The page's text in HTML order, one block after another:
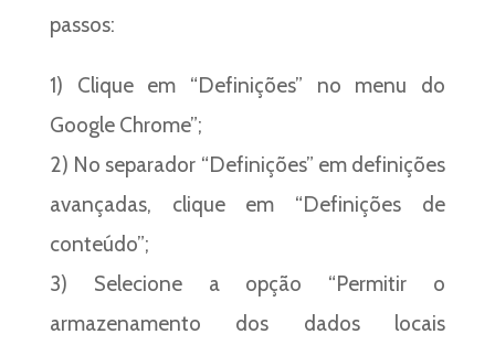
passos:
1) Clique em “Definições” no menu do
Google Chrome”;
2) No separador “Definições” em definições
avançadas, clique em “Definições de
conteúdo”;
3) Selecione a opção “Permitir o
armazenamento dos dados locais